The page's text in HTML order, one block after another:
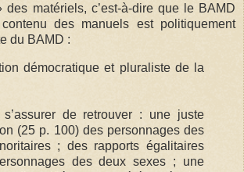
des matériels, c’est-à-dire que le BAMD
des manuels est politiquement
du BAMD :
démocratique et pluraliste de la
s’assurer de retrouver : une juste
(25 p. 100) des personnages des
; des rapports égalitaires
des deux sexes ; une